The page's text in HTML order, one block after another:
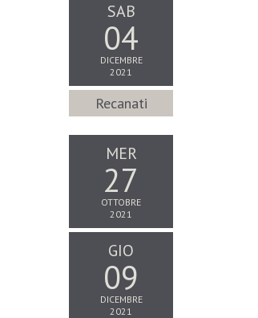
SAB
04
DICEMBRE
2021
Recanati
MER
27
OTTOBRE
2021
GIO
09
DICEMBRE
2021